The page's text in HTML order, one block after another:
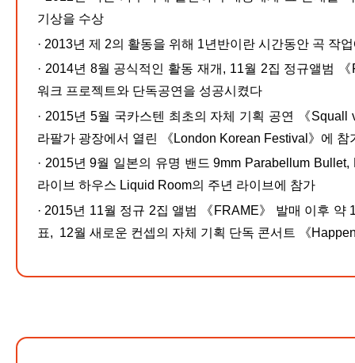
기상을 수상
· 2013년 제 2의 활동을 위해 1년반이란 시간동안 곡 작
· 2014년 8월 공식적인 활동 재개, 11월 2집 정규앨범
워크 프로젝트와 단독공연을 성공시켰다
· 2015년 5월 국카스텐 최초의 자체 기획 공연 《
라팔가 광장에서 열린 《London Korean Festival》에 참
· 2015년 9월 일본의 유명 밴드 9mm Parabellum Bullet,
라이브 하우스 Liquid Room의 주년 라이브에 참가
· 2015년 11월 정규 2집 앨범 《FRAME》 발매 이후 약
표, 12월 새로운 컨셉의 자체 기획 단독 콘서트 《